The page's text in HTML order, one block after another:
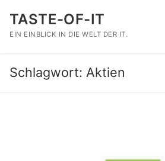
Inhalt
springen
TASTE-OF-IT
EIN EINBLICK IN DIE WELT DER IT.
Schlagwort: Aktien